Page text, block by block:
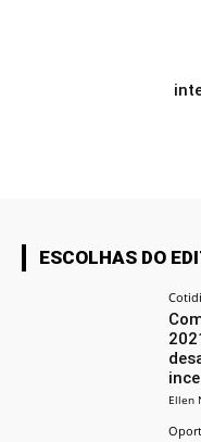
ESCOLHAS DO
Ellen